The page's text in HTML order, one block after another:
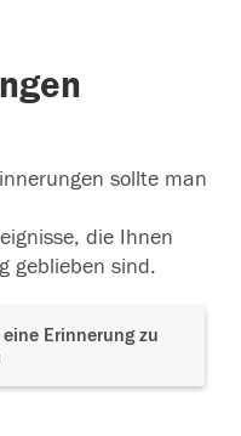
sollte man
die Ihnen
geblieben sind.
Erinnerung zu